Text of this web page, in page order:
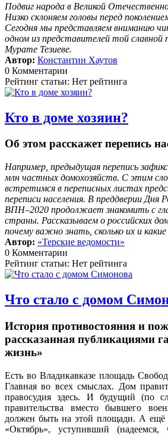
Подвиг народа в Великой
Низко склоняем головы перед
Сегодня мы представляем вниманию
одном из представителей той славной
Мурате Тезиеве.
Автор: Константин Хаутов
0 Комментарии
Рейтинг статьи: Нет рейтинга
Кто в доме хозяин?
Об этом расскажет перепись
Например, предыдущая перепись
млн частных домохозяйств. С этим
встретимся в переписных листах
переписи населения. В преддверии Дня
ВПН–2020 продолжает знакомить с
страны. Рассказываем о российских
почему важно знать, сколько их и какие
Автор: «Терские ведомости»
0 Комментарии
Рейтинг статьи: Нет рейтинга
Что стало с домом
История противостояния и
рассказанная публикациями
жизнь»
Есть во Владикавказе площадь
Главная во всех смыслах. Дом
правосудия здесь. И будущий (по
правительства вместо бывшего
должен быть на этой площади. А ещё
«Октябрь», уступивший (надеемся,